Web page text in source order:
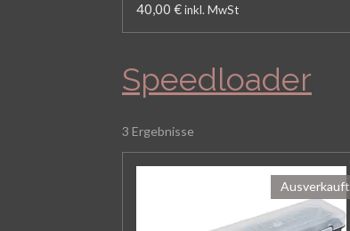
40,00 €inkl. MwSt
Speedloader
3 Ergebnisse
Ausverkauft